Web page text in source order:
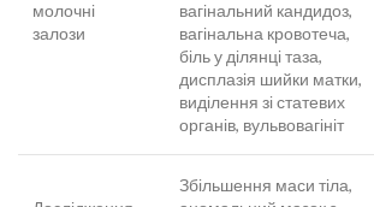
молочні
залози
вагінальний кандидоз,
вагінальна кровотеча,
біль у ділянці таза,
дисплазія шийки матки,
виділення зі статевих
органів, вульвовагініт
Збільшення маси тіла,